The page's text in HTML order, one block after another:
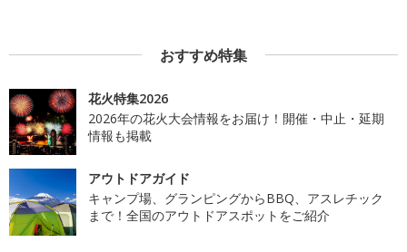
おすすめ特集
花火特集2026
2026年の花火大会情報をお届け！開催・中止・延期
情報も掲載
アウトドアガイド
キャンプ場、グランピングからBBQ、アスレチック
まで！全国のアウトドアスポットをご紹介